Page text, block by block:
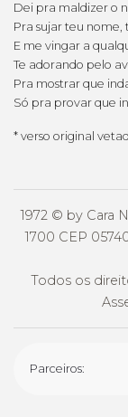
Dei pra maldizer o
Pra sujar teu nome,
E me vingar a
Te adorando pelo
Pra mostrar que
Só pra provar que
* verso original
1972 © by Cara
1700 CEP
Todos os
Parceiros: